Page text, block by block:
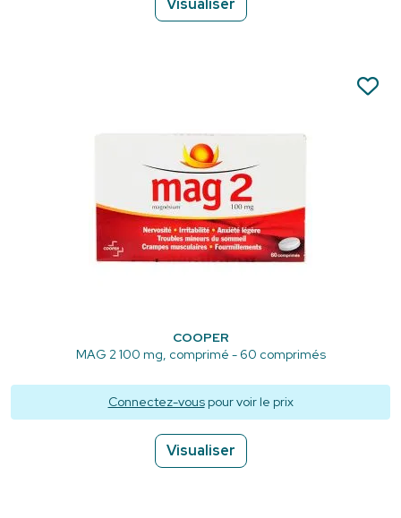
Visualiser
COOPER
MAG 2 100 mg, comprimé - 60 comprimés
Connectez-vouspour voir le prix
Visualiser